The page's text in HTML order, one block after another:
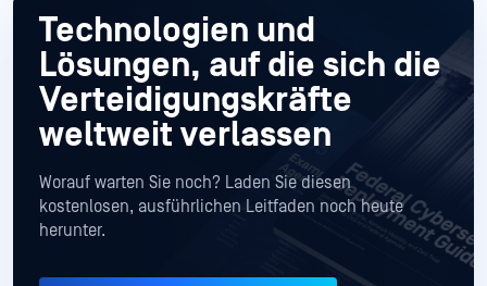
Technologien und
Lösungen, auf die sich die
Verteidigungskräfte
weltweit verlassen
Worauf warten Sie noch? Laden Sie diesen
kostenlosen, ausführlichen Leitfaden noch heute
herunter.